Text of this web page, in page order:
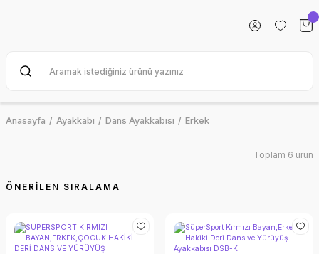
Anasayfa Ayakkabı Dans Ayakkabısı Erkek
Toplam 6 ürün